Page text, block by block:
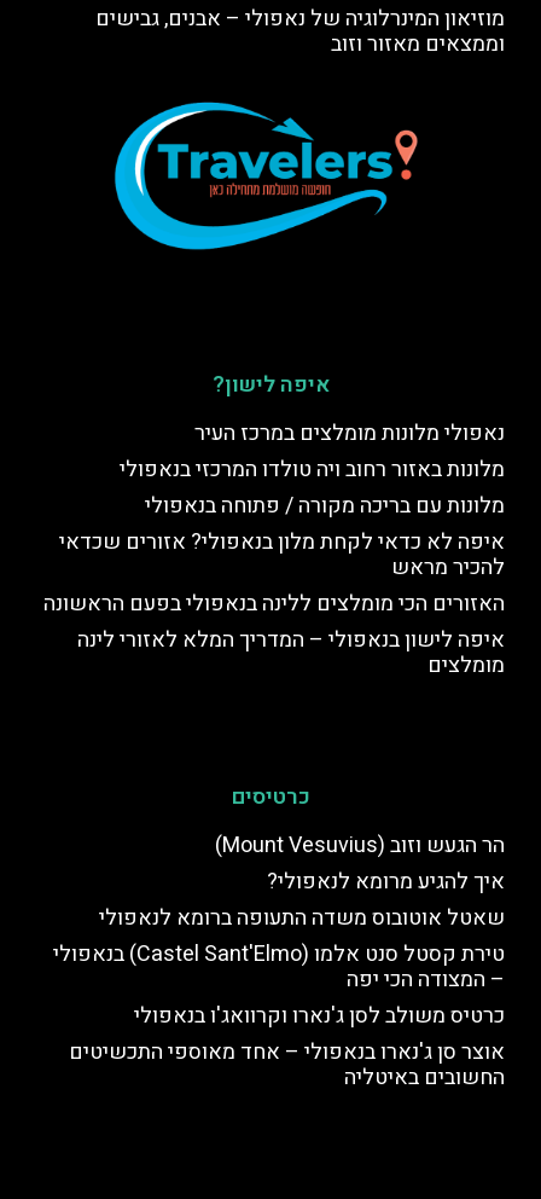
מוזיאון המינרלוגיה של נאפולי – אבנים, גבישים
וממצאים מאזור וזוב
איפה לישון?
נאפולי מלונות מומלצים במרכז העיר
מלונות באזור רחוב ויה טולדו המרכזי בנאפולי
מלונות עם בריכה מקורה / פתוחה בנאפולי
איפה לא כדאי לקחת מלון בנאפולי? אזורים שכדאי
להכיר מראש
האזורים הכי מומלצים ללינה בנאפולי בפעם הראשונה
איפה לישון בנאפולי – המדריך המלא לאזורי לינה
מומלצים
כרטיסים
הר הגעש וזוב (Mount Vesuvius)
איך להגיע מרומא לנאפולי?
שאטל אוטובוס משדה התעופה ברומא לנאפולי
טירת קסטל סנט אלמו (Castel Sant'Elmo) בנאפולי
– המצודה הכי יפה
כרטיס משולב לסן ג'נארו וקרוואג'ו בנאפולי
אוצר סן ג'נארו בנאפולי – אחד מאוספי התכשיטים
החשובים באיטליה